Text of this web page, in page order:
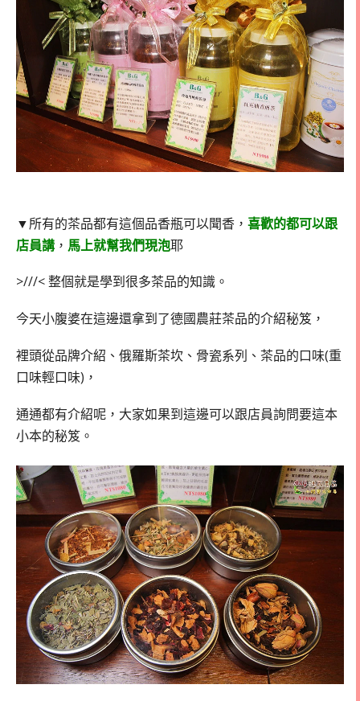
▼所有的茶品都有這個品香瓶可以聞香， 喜歡的都可以跟
店員講 ， 馬上就幫我們現泡耶
>///< 整個就是學到很多茶品的知識。
今天小腹婆在這邊還拿到了德國農莊茶品的介紹秘笈，
裡頭從品牌介紹、俄羅斯茶坎、骨瓷系列、茶品的口味(重
口味輕口味)，
通通都有介紹呢，大家如果到這邊可以跟店員詢問要這本
小本的秘笈。